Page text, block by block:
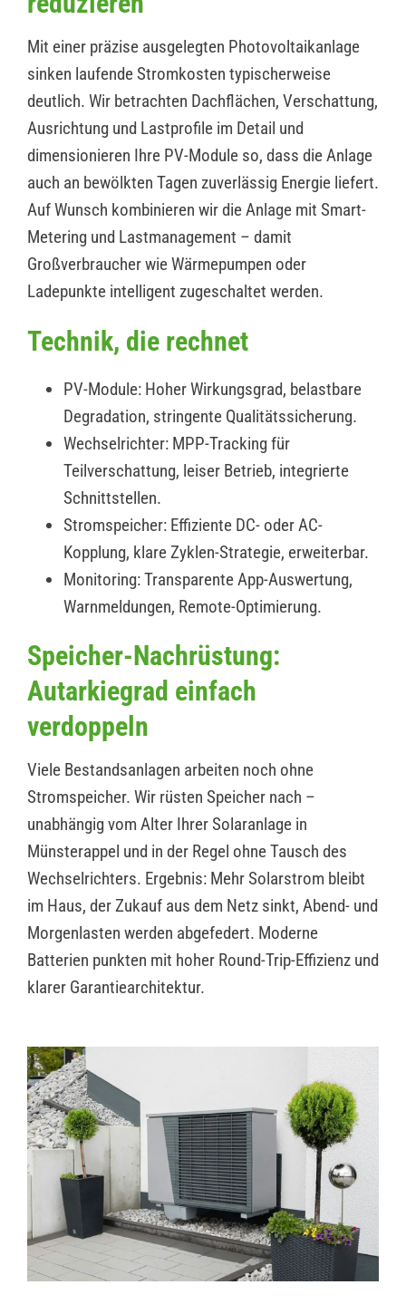
Mit einer präzise ausgelegten Photovoltaikanlage
sinken laufende Stromkosten typischerweise
deutlich. Wir betrachten Dachflächen, Verschattung,
Ausrichtung und Lastprofile im Detail und
dimensionieren Ihre PV-Module so, dass die Anlage
auch an bewölkten Tagen zuverlässig Energie liefert.
Auf Wunsch kombinieren wir die Anlage mit Smart-
Metering und Lastmanagement – damit
Großverbraucher wie Wärmepumpen oder
Ladepunkte intelligent zugeschaltet werden.
Technik, die rechnet
PV-Module: Hoher Wirkungsgrad, belastbare
Degradation, stringente Qualitätssicherung.
Wechselrichter: MPP-Tracking für
Teilverschattung, leiser Betrieb, integrierte
Schnittstellen.
Stromspeicher: Effiziente DC- oder AC-
Kopplung, klare Zyklen-Strategie, erweiterbar.
Monitoring: Transparente App-Auswertung,
Warnmeldungen, Remote-Optimierung.
Speicher-Nachrüstung:
Autarkiegrad einfach
verdoppeln
Viele Bestandsanlagen arbeiten noch ohne
Stromspeicher. Wir rüsten Speicher nach –
unabhängig vom Alter Ihrer Solaranlage in
Münsterappel und in der Regel ohne Tausch des
Wechselrichters. Ergebnis: Mehr Solarstrom bleibt
im Haus, der Zukauf aus dem Netz sinkt, Abend- und
Morgenlasten werden abgefedert. Moderne
Batterien punkten mit hoher Round-Trip-Effizienz und
klarer Garantiearchitektur.